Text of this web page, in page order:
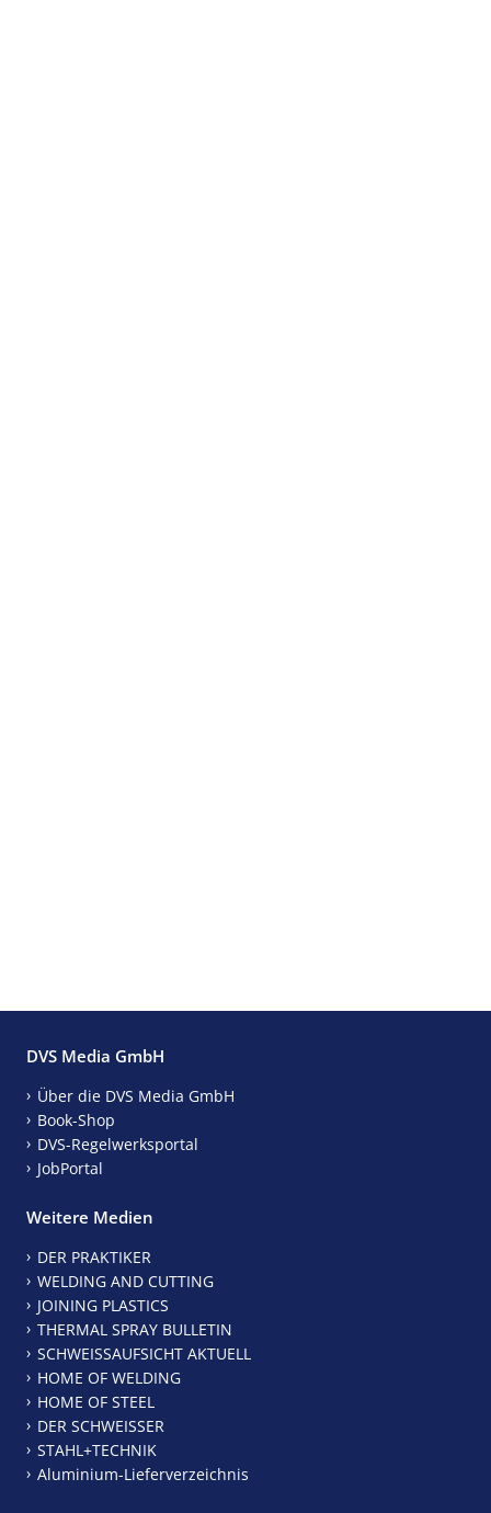
DVS Media GmbH
Über die DVS Media GmbH
Book-Shop
DVS-Regelwerksportal
JobPortal
Weitere Medien
DER PRAKTIKER
WELDING AND CUTTING
JOINING PLASTICS
THERMAL SPRAY BULLETIN
SCHWEISSAUFSICHT AKTUELL
HOME OF WELDING
HOME OF STEEL
DER SCHWEISSER
STAHL+TECHNIK
Aluminium-Lieferverzeichnis